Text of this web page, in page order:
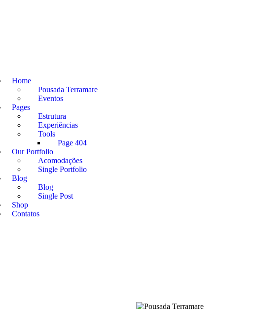
Home
Pousada Terramare
Eventos
Pages
Estrutura
Experiências
Tools
Page 404
Our Portfolio
Acomodações
Single Portfolio
Blog
Blog
Single Post
Shop
Contatos